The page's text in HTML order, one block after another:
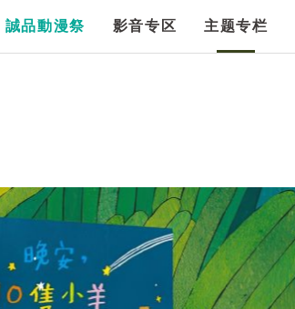
誠品動漫祭 影音专区 主题专栏